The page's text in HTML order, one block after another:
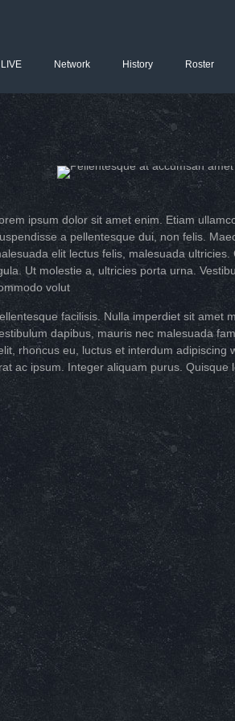
Network History Roster
ipsum dolor sit amet enim. Etiam
a pellentesque dui, non felis.
elit lectus felis, malesuada ultricies.
Ut molestie a, ultricies porta urna.
volut
facilisis. Nulla imperdiet sit amet
dapibus, mauris nec malesuada
rhoncus eu, luctus et interdum adipiscing
ac ipsum. Integer aliquam purus. Quisque